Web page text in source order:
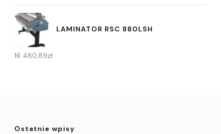
LAMINATOR RSC 880LSH
16 480,89zł
Ostatnie wpisy